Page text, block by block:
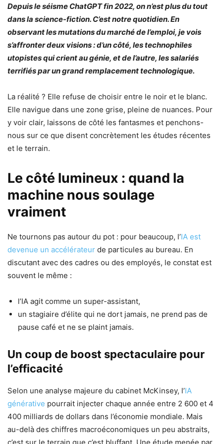
Depuis le séisme ChatGPT fin 2022, on n’est plus du tout
dans la science-fiction. C’est notre quotidien. En
observant les mutations du marché de l’emploi, je vois
s’affronter deux visions : d’un côté, les technophiles
utopistes qui crient au génie, et de l’autre, les salariés
terrifiés par un grand remplacement technologique.
La réalité ? Elle refuse de choisir entre le noir et le blanc.
Elle navigue dans une zone grise, pleine de nuances. Pour
y voir clair, laissons de côté les fantasmes et penchons-
nous sur ce que disent concrètement les études récentes
et le terrain.
Le côté lumineux : quand la
machine nous soulage
vraiment
Ne tournons pas autour du pot : pour beaucoup, l’IA est
devenue un accélérateur de particules au bureau. En
discutant avec des cadres ou des employés, le constat est
souvent le même :
l’IA agit comme un super-assistant,
un stagiaire d’élite qui ne dort jamais, ne prend pas de
pause café et ne se plaint jamais.
Un coup de boost spectaculaire pour
l’efficacité
Selon une analyse majeure du cabinet McKinsey, l’IA
générative pourrait injecter chaque année entre 2 600 et 4
400 milliards de dollars dans l’économie mondiale. Mais
au-delà des chiffres macroéconomiques un peu abstraits,